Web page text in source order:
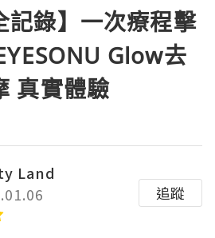
記錄】一次療程擊
Glow去
真實體驗
Land
追蹤